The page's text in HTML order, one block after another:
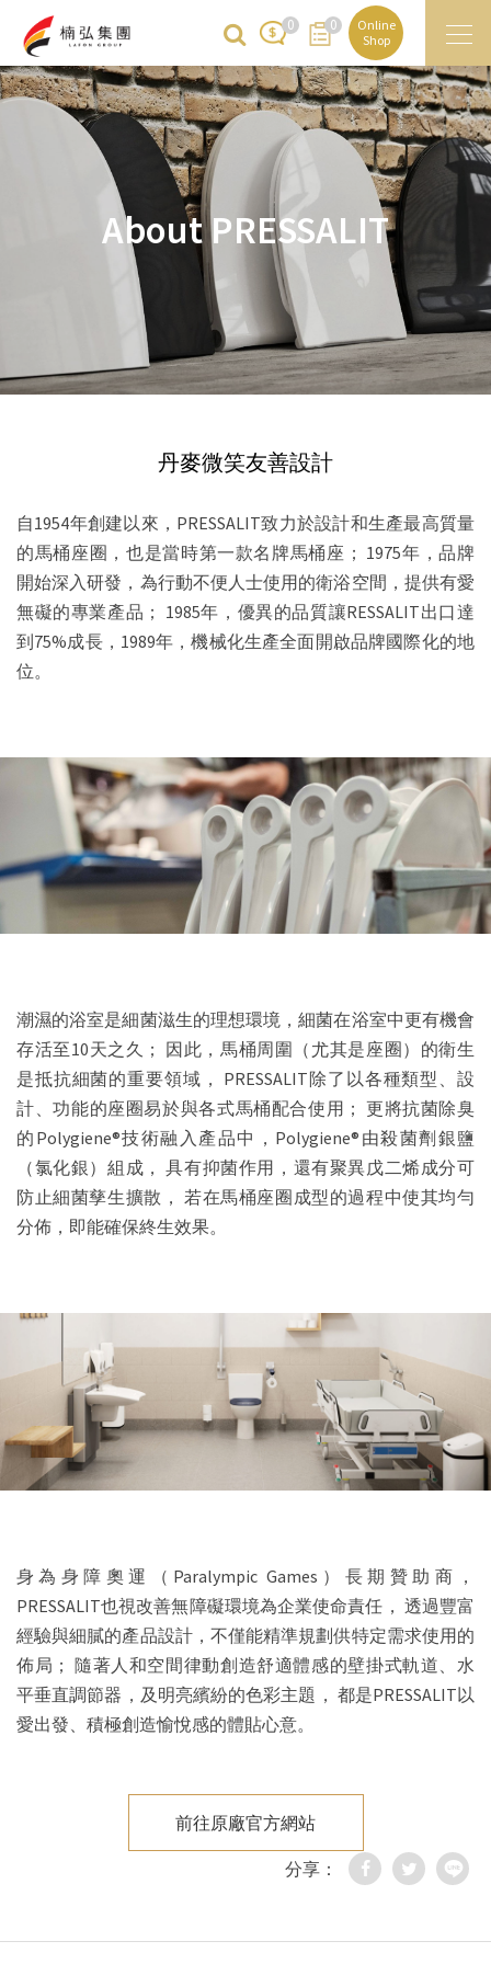
0 0
Online
Shop
AboutPRESSALIT
丹麥微笑友善設計
自1954年創建以來，PRESSALIT致力於設計和生產最高質量
的馬桶座圈，也是當時第一款名牌馬桶座； 1975年，品牌
開始深入研發，為行動不便人士使用的衛浴空間，提供有愛
無礙的專業產品； 1985年，優異的品質讓RESSALIT出口達
到75%成長，1989年，機械化生產全面開啟品牌國際化的地
位。
潮濕的浴室是細菌滋生的理想環境，細菌在浴室中更有機會
存活至10天之久； 因此，馬桶周圍（尤其是座圈）的衛生
是抵抗細菌的重要領域， PRESSALIT除了以各種類型、設
計、功能的座圈易於與各式馬桶配合使用； 更將抗菌除臭
的Polygiene®技術融入產品中，Polygiene®由殺菌劑銀鹽
（氯化銀）組成， 具有抑菌作用，還有聚異戊二烯成分可
防止細菌孳生擴散， 若在馬桶座圈成型的過程中使其均勻
分佈，即能確保終生效果。
身為身障奧運（Paralympic Games）長期贊助商，
PRESSALIT也視改善無障礙環境為企業使命責任， 透過豐富
經驗與細膩的產品設計，不僅能精準規劃供特定需求使用的
佈局； 隨著人和空間律動創造舒適體感的壁掛式軌道、水
平垂直調節器，及明亮繽紛的色彩主題， 都是PRESSALIT以
愛出發、積極創造愉悅感的體貼心意。
前往原廠官方網站
分享：